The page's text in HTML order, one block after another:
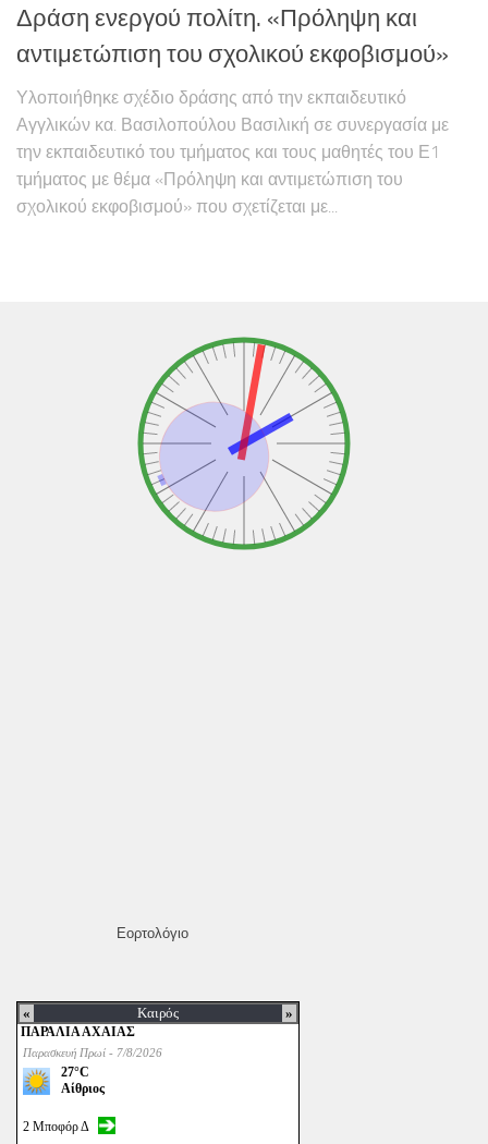
Δράση ενεργού πολίτη. «Πρόληψη και
αντιμετώπιση του σχολικού εκφοβισμού»
Υλοποιήθηκε σχέδιο δράσης από την εκπαιδευτικό
Αγγλικών κα. Βασιλοπούλου Βασιλική σε συνεργασία με
την εκπαιδευτικό του τμήματος και τους μαθητές του Ε1
τμήματος με θέμα «Πρόληψη και αντιμετώπιση του
σχολικού εκφοβισμού» που σχετίζεται με...
Εορτολόγιο